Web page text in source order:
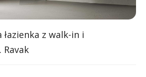
z walk-in i